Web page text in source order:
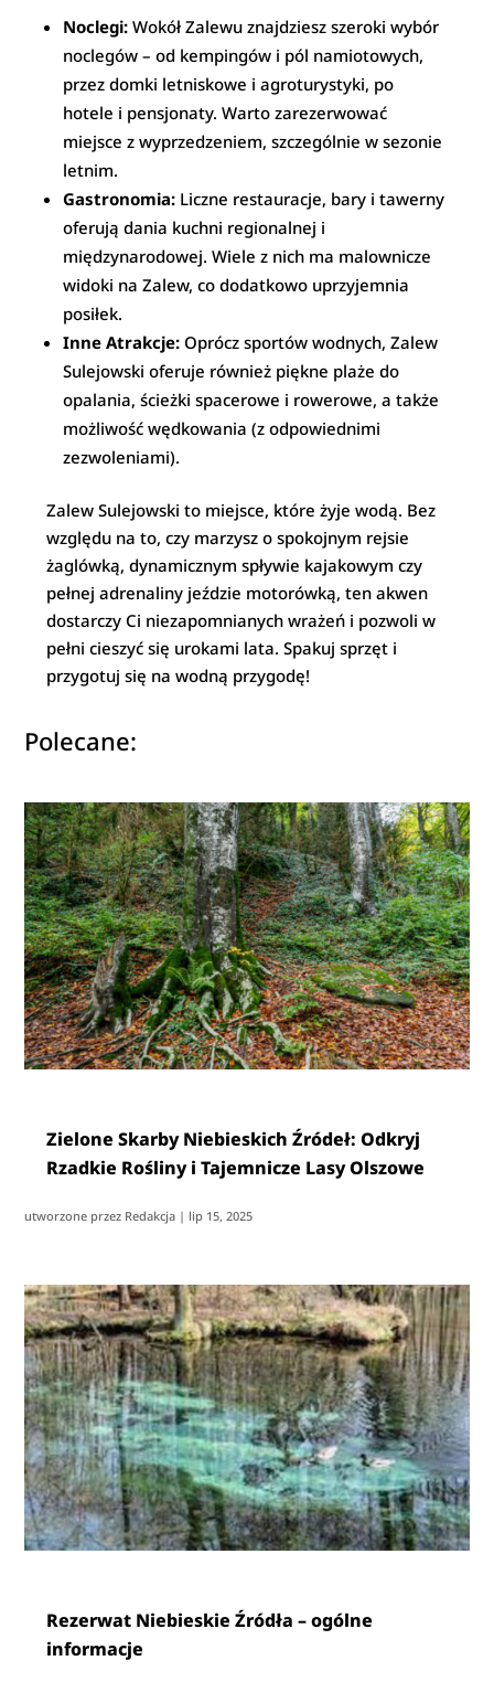
Noclegi: Wokół Zalewu znajdziesz szeroki wybór
noclegów – od kempingów i pól namiotowych,
przez domki letniskowe i agroturystyki, po
hotele i pensjonaty. Warto zarezerwować
miejsce z wyprzedzeniem, szczególnie w sezonie
letnim.
Gastronomia: Liczne restauracje, bary i tawerny
oferują dania kuchni regionalnej i
międzynarodowej. Wiele z nich ma malownicze
widoki na Zalew, co dodatkowo uprzyjemnia
posiłek.
Inne Atrakcje: Oprócz sportów wodnych, Zalew
Sulejowski oferuje również piękne plaże do
opalania, ścieżki spacerowe i rowerowe, a także
możliwość wędkowania (z odpowiednimi
zezwoleniami).
Zalew Sulejowski to miejsce, które żyje wodą. Bez
względu na to, czy marzysz o spokojnym rejsie
żaglówką, dynamicznym spływie kajakowym czy
pełnej adrenaliny jeździe motorówką, ten akwen
dostarczy Ci niezapomnianych wrażeń i pozwoli w
pełni cieszyć się urokami lata. Spakuj sprzęt i
przygotuj się na wodną przygodę!
Polecane:
Zielone Skarby Niebieskich Źródeł: Odkryj
Rzadkie Rośliny i Tajemnicze Lasy Olszowe
utworzone przez Redakcja | lip 15, 2025
Rezerwat Niebieskie Źródła – ogólne
informacje